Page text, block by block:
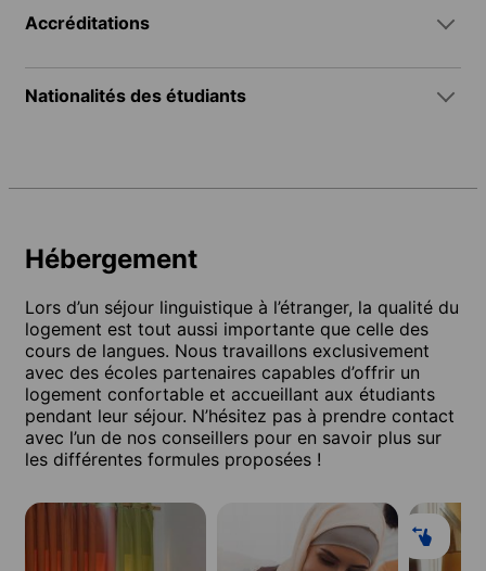
Accréditations
Nationalités des étudiants
Hébergement
Lors d’un séjour linguistique à l’étranger, la qualité du
logement est tout aussi importante que celle des
cours de langues. Nous travaillons exclusivement
avec des écoles partenaires capables d’offrir un
logement confortable et accueillant aux étudiants
pendant leur séjour. N’hésitez pas à prendre contact
avec l’un de nos conseillers pour en savoir plus sur
les différentes formules proposées !